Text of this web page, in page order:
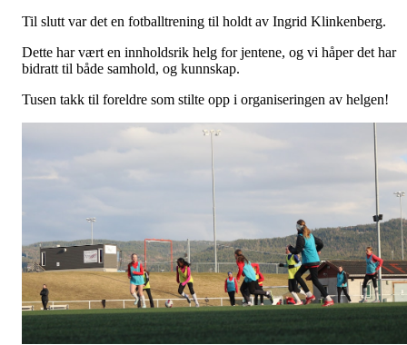
Til slutt var det en fotballtrening til holdt av Ingrid Klinkenberg.
Dette har vært en innholdsrik helg for jentene, og vi håper det har
bidratt til både samhold, og kunnskap.
Tusen takk til foreldre som stilte opp i organiseringen av helgen!